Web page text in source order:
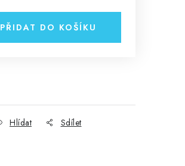
PŘIDAT DO KOŠÍKU
Hlídat Sdílet